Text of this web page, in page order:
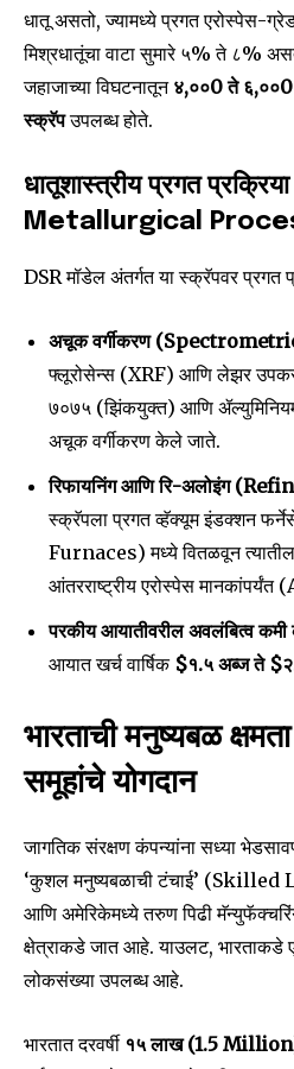
To subscribe, simply enter your
or click the subscribe button
your privacy and won't spam
safe with us.
6,300
Fans
32,111
धातू असतो, ज्यामध्ये प्रगत एरोस्पेस-
मिश्रधातूंचा वाटा सुमारे ५% ते ८%
जहाजाच्या विघटनातून ४,००0 ते ६,००0
स्क्रॅपउपलब्ध होते.
धातूशास्त्रीय प्रगत
Metallurgical
DSR मॉडेल अंतर्गत या स्क्रॅपवर प्रगत
अचूक वर्गीकरण
फ्लूरोसेन्स (XRF) आणि लेझर
७०७५ (झिंकयुक्त) आणि
अचूक वर्गीकरण केले जाते.
रिफायनिंग आणि रि-अलोइंग
स्क्रॅपला प्रगत व्हॅक्यूम इंडक्शन
Furnaces) मध्ये वितळवून
आंतरराष्ट्रीय एरोस्पेस
परकीय आयातीवरील अवलंबित्व
आयात खर्च वार्षिक $१.५ अब्ज ते
भारताची मनुष्यबळ
समूहांचे योगदान
जागतिक संरक्षण कंपन्यांना सध्या
‘कुशल मनुष्यबळाची टंचाई’
आणि अमेरिकेमध्ये तरुण पिढी
क्षेत्राकडे जात आहे. याउलट,
लोकसंख्या उपलब्ध आहे.
भारतात दरवर्षी १५ लाख (1.5 Million)